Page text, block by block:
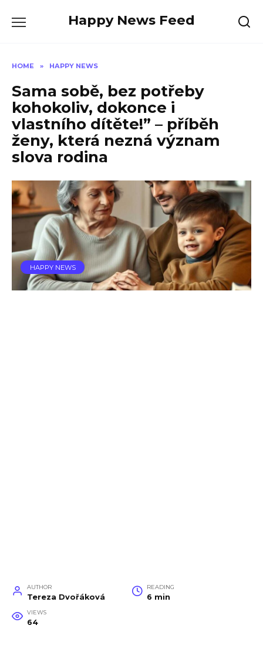
Happy News Feed
HOME » HAPPY NEWS
Sama sobě, bez potřeby
kohokoliv, dokonce i
vlastního dítěte!” – příběh
ženy, která nezná význam
slova rodina
HAPPY NEWS
AUTHOR
Tereza Dvořáková
READING
6 min
VIEWS
64